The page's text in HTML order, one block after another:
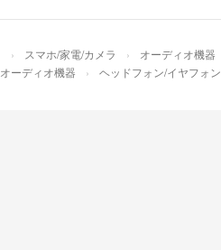
スマホ/家電/カメラ オーディオ機器
オーディオ機器 ヘッドフォン/イヤフォン